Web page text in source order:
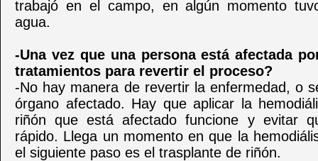
trabajó en el campo, en algún momento
agua.
-Una vez que una persona está afectada
tratamientos para revertir el proceso?
-No hay manera de revertir la enfermedad, o
órgano afectado. Hay que aplicar la
riñón que está afectado funcione y evitar
rápido. Llega un momento en que la
el siguiente paso es el trasplante de riñón.